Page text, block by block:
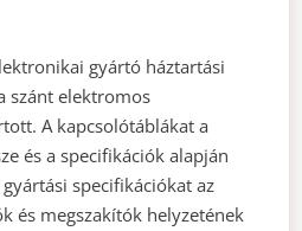
gyártó háztartási
szánt elektromos
A kapcsolótáblákat a
és a specifikációk alapján
specifikációkat az
és megszakítók helyzetének